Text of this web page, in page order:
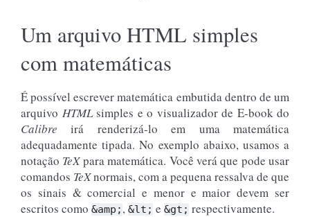
Um arquivo HTML simples
com matemáticas
É possível escrever matemática embutida dentro de um
arquivo HTMLsimples e o visualizador de E-book do
Calibre irá renderizá-lo em uma matemática
adequadamente tipada. No exemplo abaixo, usamos a
notação TeXpara matemática. Você verá que pode usar
comandos TeXnormais, com a pequena ressalva de que
os sinais & comercial e menor e maior devem ser
escritos como &amp; , &lt; e &gt; respectivamente.